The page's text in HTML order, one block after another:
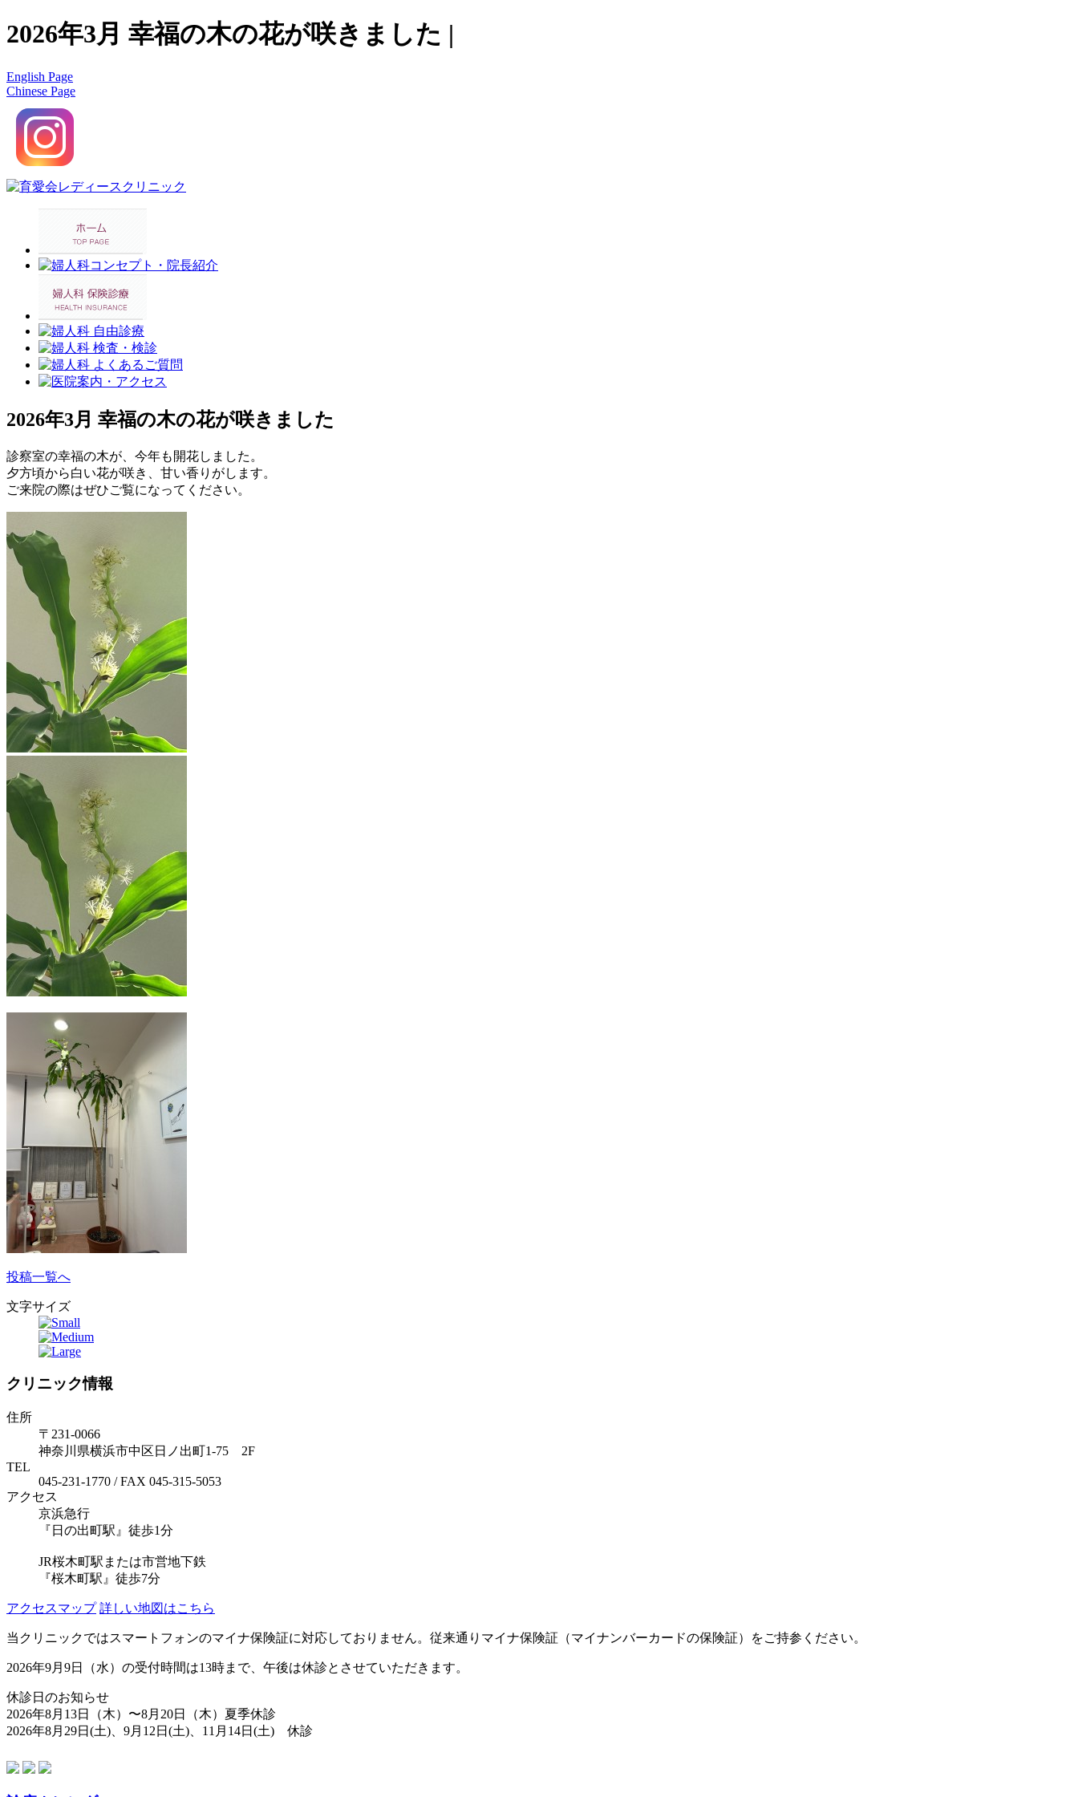
2026年3月 幸福の木の花が咲きました |
English Page
Chinese Page
2026年3月 幸福の木の花が咲きました
診察室の幸福の木が、今年も開花しました。
夕方頃から白い花が咲き、甘い香りがします。
ご来院の際はぜひご覧になってください。
投稿一覧へ
文字サイズ
クリニック情報
住所
〒231-0066
神奈川県横浜市中区日ノ出町1-75 2F
TEL
045-231-1770 / FAX 045-315-5053
アクセス
京浜急行
『日の出町駅』徒歩1分
JR桜木町駅または市営地下鉄
『桜木町駅』徒歩7分
アクセスマップ 詳しい地図はこちら
当クリニックではスマートフォンのマイナ保険証に対応しておりません。従来通りマイナ保険証（マイナンバーカードの保険証）をご持参ください。
2026年9月9日（水）の受付時間は13時まで、午後は休診とさせていただきます。
休診日のお知らせ
2026年8月13日（木）〜8月20日（木）夏季休診
2026年8月29日(土)、9月12日(土)、11月14日(土) 休診